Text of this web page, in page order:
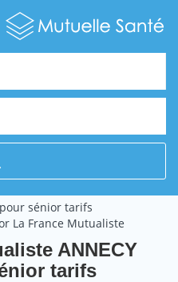
sénior tarifs
La France Mutualiste
ANNECY
tarifs